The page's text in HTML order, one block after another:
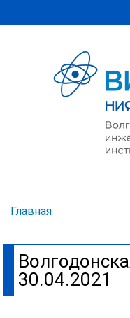
Главная
30.04.2021